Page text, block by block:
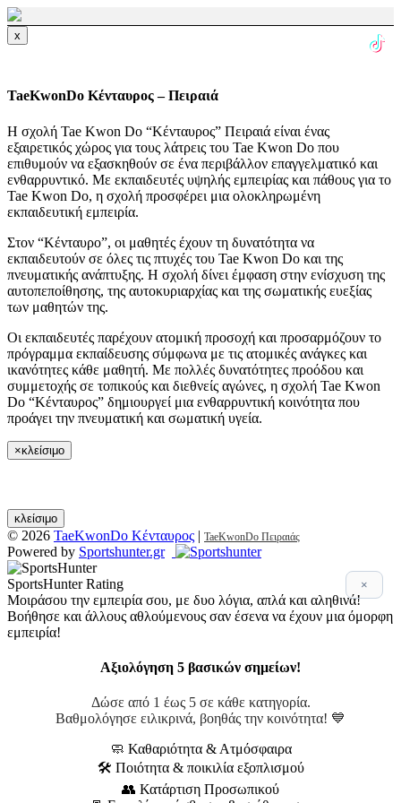
Φωτογραφίες
Δραστηριότητες ⌄
Προπονητής
Βρείτε μας στο χάρτη
Μήνυμα
Τα νέα μας
x
TaeKwonDo Κένταυρος – Πειραιά
Η σχολή Tae Kwon Do “Κένταυρος” Πειραιά είναι ένας
εξαιρετικός χώρος για τους λάτρεις του Tae Kwon Do που
επιθυμούν να εξασκηθούν σε ένα περιβάλλον επαγγελματικό και
ενθαρρυντικό. Με εκπαιδευτές υψηλής εμπειρίας και πάθους για το
Tae Kwon Do, η σχολή προσφέρει μια ολοκληρωμένη
εκπαιδευτική εμπειρία.
Στον “Κένταυρο”, οι μαθητές έχουν τη δυνατότητα να
εκπαιδευτούν σε όλες τις πτυχές του Tae Kwon Do και της
πνευματικής ανάπτυξης. Η σχολή δίνει έμφαση στην ενίσχυση της
αυτοπεποίθησης, της αυτοκυριαρχίας και της σωματικής ευεξίας
των μαθητών της.
Οι εκπαιδευτές παρέχουν ατομική προσοχή και προσαρμόζουν το
πρόγραμμα εκπαίδευσης σύμφωνα με τις ατομικές ανάγκες και
ικανότητες κάθε μαθητή. Με πολλές δυνατότητες προόδου και
συμμετοχής σε τοπικούς και διεθνείς αγώνες, η σχολή Tae Kwon
Do “Κένταυρος” δημιουργεί μια ενθαρρυντική κοινότητα που
προάγει την πνευματική και σωματική υγεία.
×κλείσιμο
κλείσιμο
© 2026 TaeKwonDo Κένταυρος | TaeKwonDo Πειραιάς
Powered by Sportshunter.gr
×
SportsHunter Rating
Μοιράσου την εμπειρία σου, με δυο λόγια, απλά και αληθινά!
Βοήθησε και άλλους αθλούμενους σαν έσενα να έχουν μια όμορφη
εμπειρία!
Αξιολόγηση 5 βασικών σημείων!
Δώσε από 1 έως 5 σε κάθε κατηγορία.
Βαθμολόγησε ειλικρινά, βοηθάς την κοινότητα! 💙
🧼 Καθαριότητα & Ατμόσφαιρα
🛠 Ποιότητα & ποικιλία εξοπλισμού
👥 Κατάρτιση Προσωπικού